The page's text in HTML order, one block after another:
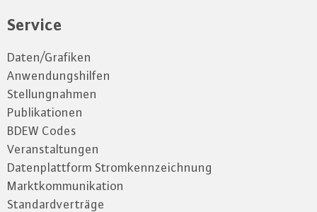
Service
Daten/Grafiken
Anwendungshilfen
Stellungnahmen
Publikationen
BDEW Codes
Veranstaltungen
Datenplattform Stromkennzeichnung
Marktkommunikation
Standardverträge